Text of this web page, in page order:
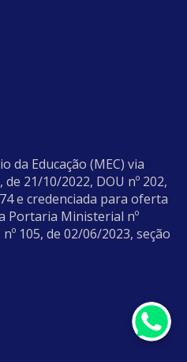
da Educação (MEC) via
21/10/2022, DOU nº 202,
e credenciada para oferta
Portaria Ministerial nº
105, de 02/06/2023, seção